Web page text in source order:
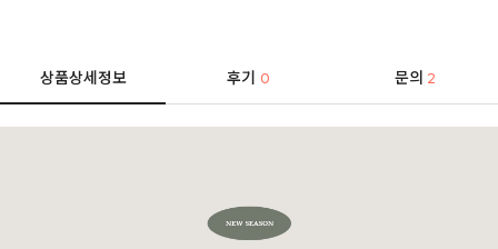
상품상세정보 후기0 문의 2